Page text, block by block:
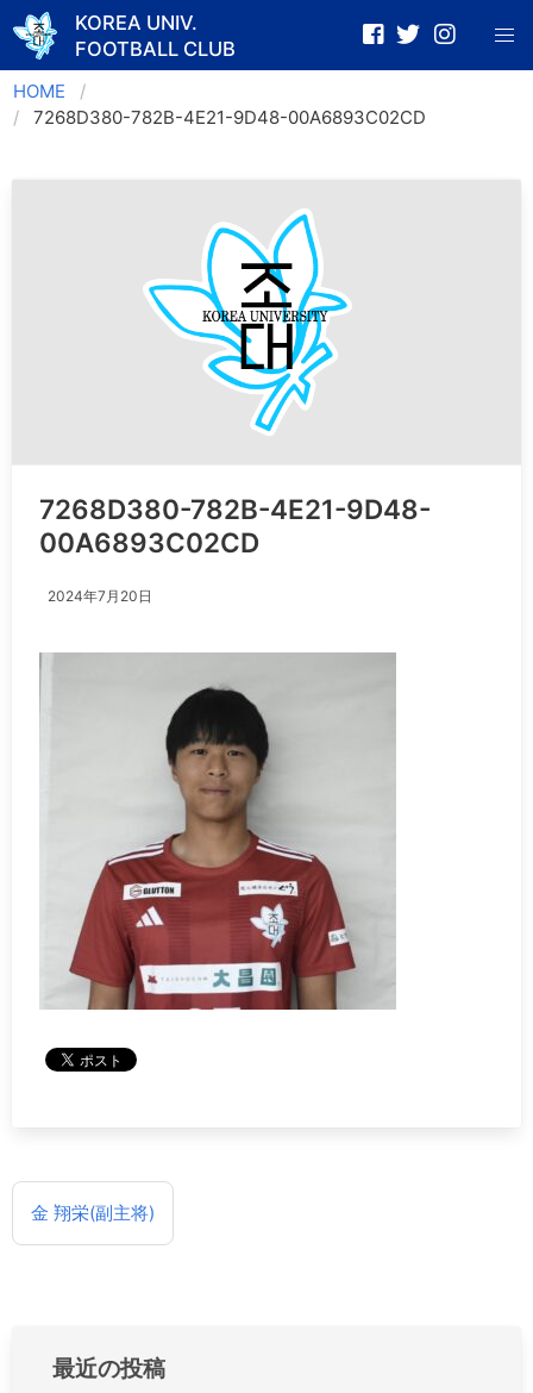
Skip
to
content
KOREA UNIV.
FOOTBALL CLUB
HOME
7268D380-782B-4E21-9D48-00A6893C02CD
7268D380-782B-4E21-9D48-
00A6893C02CD
2024年7月20日
投
ナ
金 翔栄(副主将)
最近の投稿